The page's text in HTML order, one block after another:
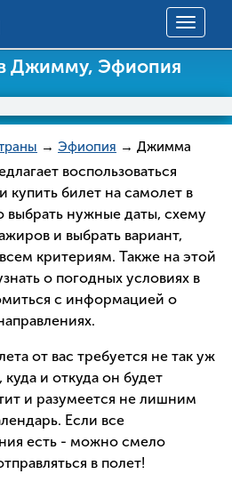
Toggle
Джимму, Эфиопия
→ Эфиопия → Джимма
воспользоваться
билет на самолет в
нужные даты, схему
и выбрать вариант,
критериям. Также на этой
о погодных условиях в
с информацией о
от вас требуется не так уж
и откуда он будет
и разумеется не лишним
Если все
есть - можно смело
в полет!